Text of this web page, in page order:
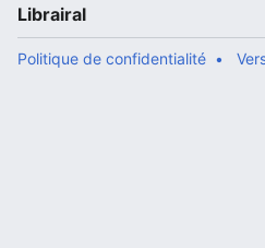
Librairal
Politique de confidentialité